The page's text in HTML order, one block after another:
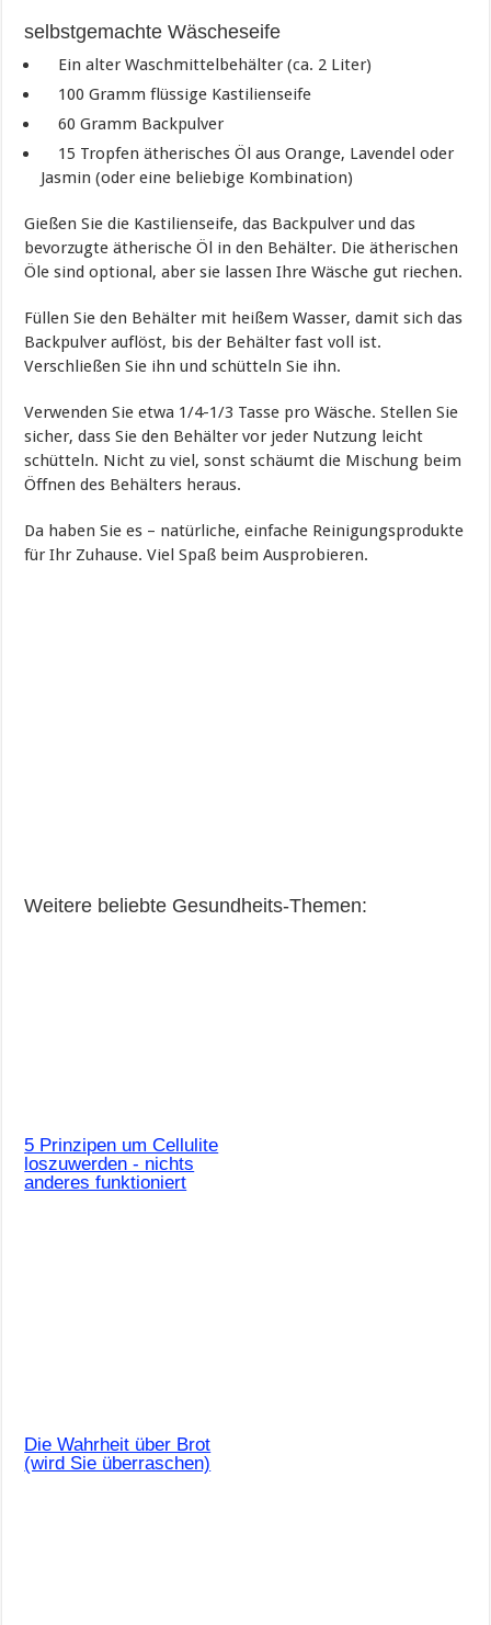
selbstgemachte Wäscheseife
Ein alter Waschmittelbehälter (ca. 2 Liter)
100 Gramm flüssige Kastilienseife
60 Gramm Backpulver
15 Tropfen ätherisches Öl aus Orange, Lavendel oder
Jasmin (oder eine beliebige Kombination)
Gießen Sie die Kastilienseife, das Backpulver und das
bevorzugte ätherische Öl in den Behälter. Die ätherischen
Öle sind optional, aber sie lassen Ihre Wäsche gut riechen.
Füllen Sie den Behälter mit heißem Wasser, damit sich das
Backpulver auflöst, bis der Behälter fast voll ist.
Verschließen Sie ihn und schütteln Sie ihn.
Verwenden Sie etwa 1/4-1/3 Tasse pro Wäsche. Stellen Sie
sicher, dass Sie den Behälter vor jeder Nutzung leicht
schütteln. Nicht zu viel, sonst schäumt die Mischung beim
Öffnen des Behälters heraus.
Da haben Sie es – natürliche, einfache Reinigungsprodukte
für Ihr Zuhause. Viel Spaß beim Ausprobieren.
Weitere beliebte Gesundheits-Themen:
5 Prinzipen um Cellulite
loszuwerden - nichts
anderes funktioniert
Die Wahrheit über Brot
(wird Sie überraschen)